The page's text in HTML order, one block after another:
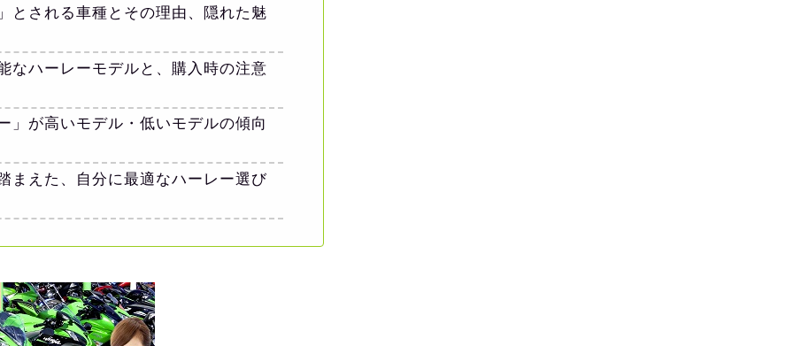
とされる車種とその理由、隠れた魅
なハーレーモデルと、購入時の注意
」が高いモデル・低いモデルの傾向
まえた、自分に最適なハーレー選び